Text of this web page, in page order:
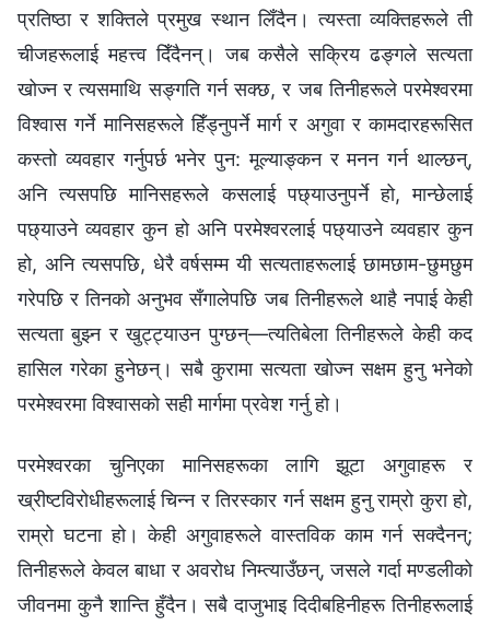
परमेश्‍वरका चुनिएका मानिसहरूका लागि झूटा अगुवाहरू र
ख्रीष्टविरोधीहरूलाई चिन्‍न र तिरस्कार गर्न सक्षम हुनु राम्रो कुरा हो,
राम्रो घटना हो। केही अगुवाहरूले वास्तविक काम गर्न सक्दैनन्;
तिनीहरूले केवल बाधा र अवरोध निम्त्याउँछन्, जसले गर्दा मण्डलीको
जीवनमा कुनै शान्ति हुँदैन। सबै दाजुभाइ दिदीबहिनीहरू तिनीहरूलाई